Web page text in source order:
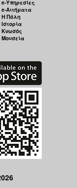
e-Υπηρεσίες
e-Αιτήματα
Η Πόλη
Ιστορία
Κνωσός
Μουσεία